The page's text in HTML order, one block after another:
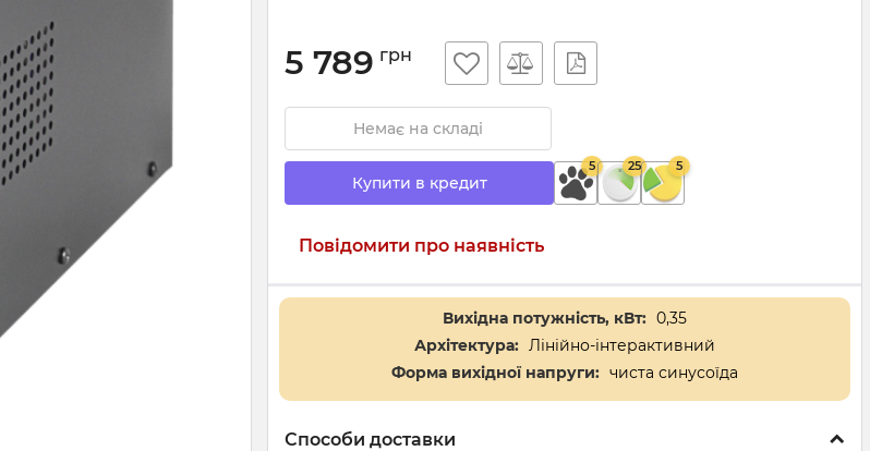
5 789 грн
Немає на складі
Купити в кредит
5 25 5
Повідомити про наявність
Вихідна потужність, кВт: 0,35
Архітектура: Лінійно-інтерактивний
Форма вихідної напруги: чиста синусоїда
Способи доставки